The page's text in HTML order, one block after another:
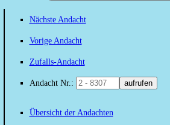
Nächste Andacht
Vorige Andacht
Zufalls-Andacht
Andacht Nr.: aufrufen
Übersicht der Andachten